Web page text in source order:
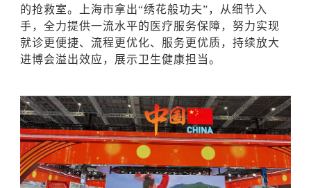
的抢救室。上海市拿出“绣花般功夫”，从细节入
手，全力提供一流水平的医疗服务保障，努力实现
就诊更便捷、流程更优化、服务更优质，持续放大
进博会溢出效应，展示卫生健康担当。